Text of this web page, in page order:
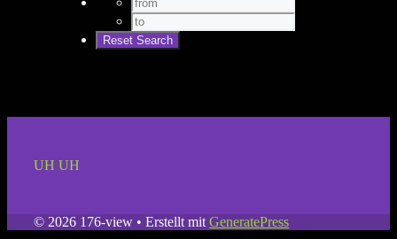
UH UH
© 2026 176-view • Erstellt mit GeneratePress